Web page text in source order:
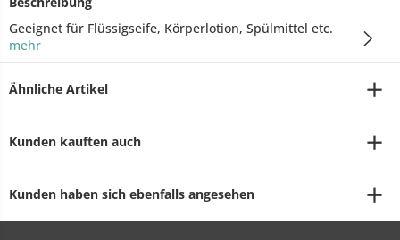
Geeignet für Flüssigseife, Körperlotion, Spülmittel etc.
mehr
Ähnliche Artikel
Kunden kauften auch
Kunden haben sich ebenfalls angesehen